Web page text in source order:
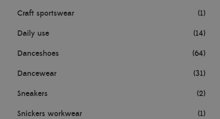
Craft sportswear (1)
Daily use (14)
Danceshoes (64)
Dancewear (31)
Sneakers (2)
Snickers workwear (1)